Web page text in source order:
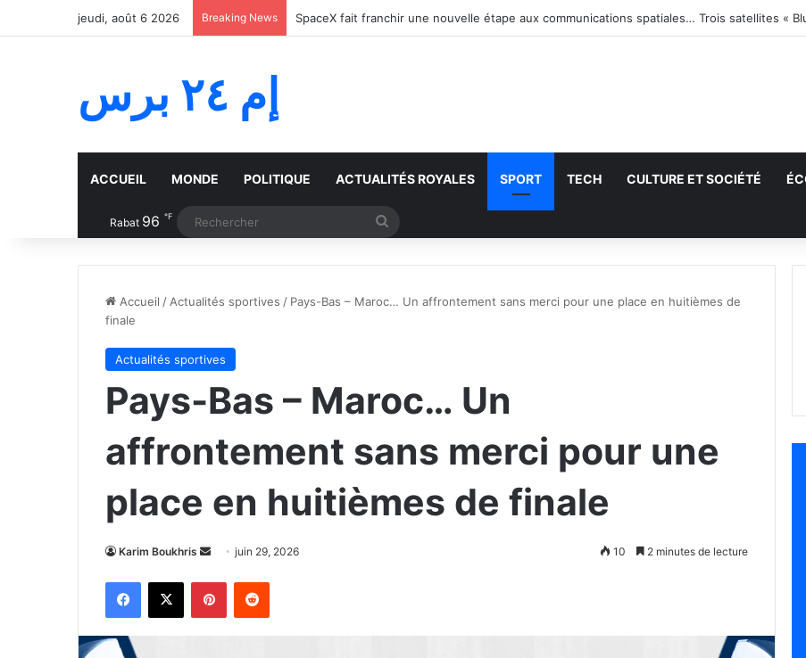
jeudi, août 6 2026 Breaking News SpaceX fait franchir une nouvelle étape aux communications spatiales… Trois satellites «
إم ٢٤ برس
ACCUEIL MONDE POLITIQUE ACTUALITÉS ROYALES SPORT TECH CULTURE ET SOCIÉTÉ
Rabat 96 ℉
Accueil / Actualités sportives / Pays-Bas – Maroc… Un affrontement sans merci pour une place en huitièmes de
finale
Actualités sportives
Pays-Bas – Maroc… Un
affrontement sans merci pour une
place en huitièmes de finale
Karim Boukhris
Envoyer
courriel
juin 29, 2026 10 2 minutes de lecture
Facebook
X PinterestReddit